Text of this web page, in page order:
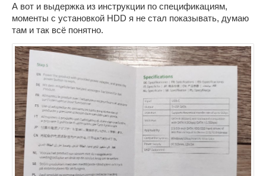
А вот и выдержка из инструкции по спецификациям,
моменты с установкой HDD я не стал показывать, думаю
там и так всё понятно.